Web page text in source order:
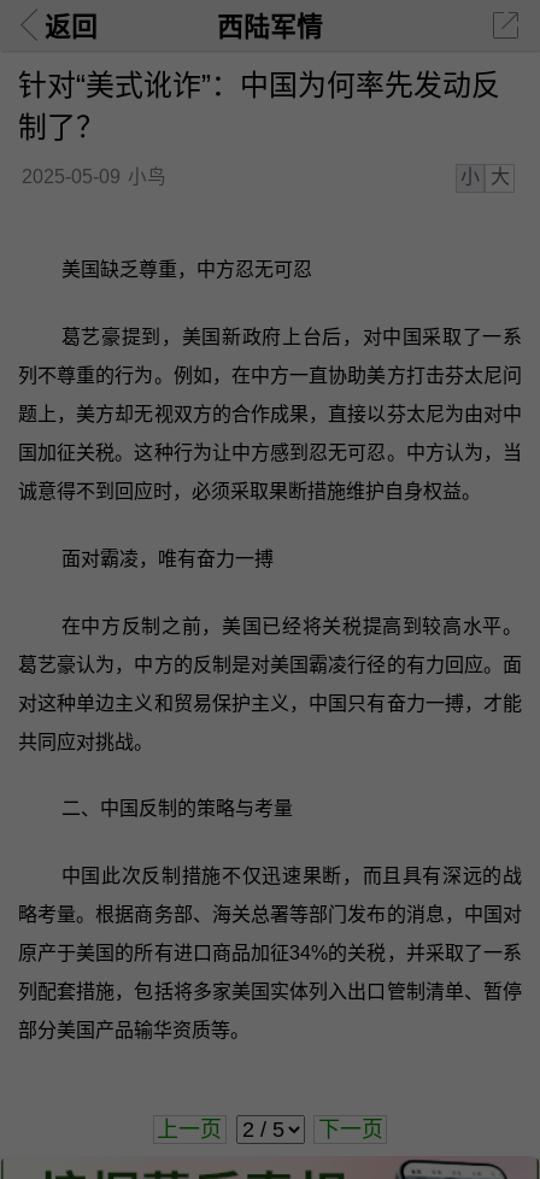
返回 西陆军情
针对“美式讹诈”：中国为何率先发动反
制了？
2025-05-09 小鸟 小 大
美国缺乏尊重，中方忍无可忍
葛艺豪提到，美国新政府上台后，对中国采取了一系
列不尊重的行为。例如，在中方一直协助美方打击芬太尼问
题上，美方却无视双方的合作成果，直接以芬太尼为由对中
国加征关税。这种行为让中方感到忍无可忍。中方认为，当
诚意得不到回应时，必须采取果断措施维护自身权益。
面对霸凌，唯有奋力一搏
在中方反制之前，美国已经将关税提高到较高水平。
葛艺豪认为，中方的反制是对美国霸凌行径的有力回应。面
对这种单边主义和贸易保护主义，中国只有奋力一搏，才能
共同应对挑战。
二、中国反制的策略与考量
中国此次反制措施不仅迅速果断，而且具有深远的战
略考量。根据商务部、海关总署等部门发布的消息，中国对
原产于美国的所有进口商品加征34%的关税，并采取了一系
列配套措施，包括将多家美国实体列入出口管制清单、暂停
部分美国产品输华资质等。
上一页 下一页